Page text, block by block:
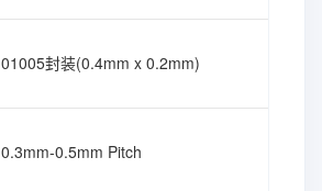
01005封装(0.4mm x 0.2mm)
0.3mm-0.5mm Pitch